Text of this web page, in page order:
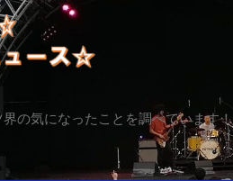
の気になったことを調べています！